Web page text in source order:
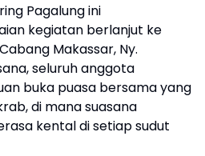
Pagalung ini
kegiatan berlanjut ke
Makassar, Ny.
seluruh anggota
buka puasa bersama yang
di mana suasana
kental di setiap sudut